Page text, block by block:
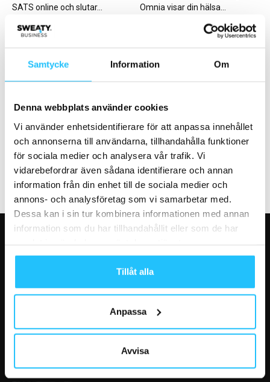
Samtycke Information Om
Denna webbplats använder cookies
Vi använder enhetsidentifierare för att anpassa innehållet
och annonserna till användarna, tillhandahålla funktioner
för sociala medier och analysera vår trafik. Vi
vidarebefordrar även sådana identifierare och annan
information från din enhet till de sociala medier och
annons- och analysföretag som vi samarbetar med.
Dessa kan i sin tur kombinera informationen med annan
information som du har tillhandahållit eller som de har
Tillåt alla
Anpassa
Avvisa
SATS online och slutar...
Omnia visar din hälsa...
Business
går in i en ny konsolideringsfas
– och...
Business
lämnar under hösten
VÅRA FAVORITER
AI kommer aldrig kunna ersätta en frukost
2026-08-06
Analys: Europas gymmarknad går in i en ny